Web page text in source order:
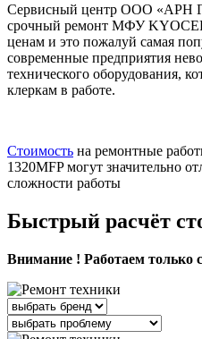
Сервисный центр ООО «АРН
срочный ремонт МФУ
ценам и это пожалуй самая
современные предприятия
технического оборудования,
клеркам в работе.
Стоимость на ремонтные
1320MFP могут значительно
сложности работы
Быстрый расчёт
Внимание ! Работаем только